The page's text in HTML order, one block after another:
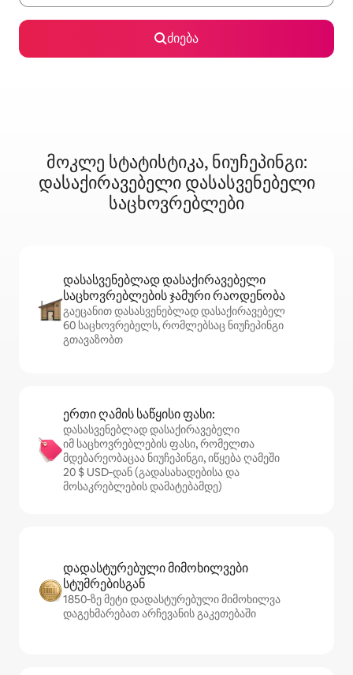
ძიება
მოკლე სტატისტიკა, ნიუჩეპინგი:
დასაქირავებელი დასასვენებელი
საცხოვრებლები
დასასვენებლად დასაქირავებელი
საცხოვრებლების ჯამური რაოდენობა
გაეცანით დასასვენებლად დასაქირავებელ
60 საცხოვრებელს, რომლებსაც ნიუჩეპინგი
გთავაზობთ
ერთი ღამის საწყისი ფასი:
დასასვენებლად დასაქირავებელი
იმ საცხოვრებლების ფასი, რომელთა
მდებარეობაცაა ნიუჩეპინგი, იწყება ღამეში
20 $ USD‑დან (გადასახადებისა და
მოსაკრებლების დამატებამდე)
დადასტურებული მიმოხილვები
სტუმრებისგან
1850‑ზე მეტი დადასტურებული მიმოხილვა
დაგეხმარებათ არჩევანის გაკეთებაში